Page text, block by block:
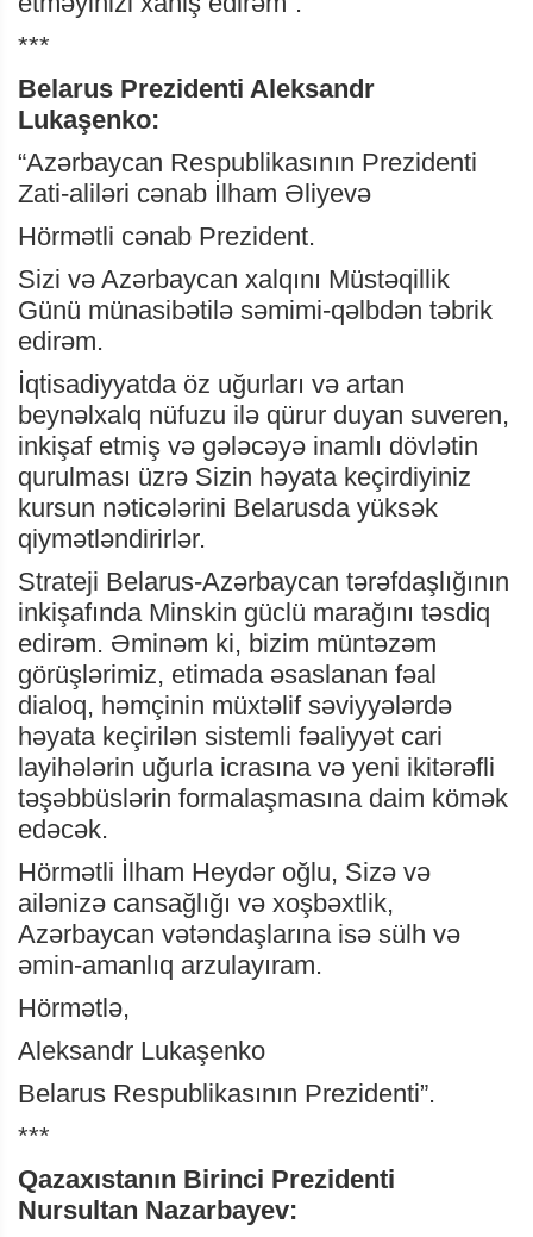
***
Belarus Prezidenti Aleksandr
Lukaşenko:
“Azərbaycan Respublikasının Prezidenti
Zati-aliləri cənab İlham Əliyevə
Hörmətli cənab Prezident.
Sizi və Azərbaycan xalqını Müstəqillik
Günü münasibətilə səmimi-qəlbdən təbrik
edirəm.
İqtisadiyyatda öz uğurları və artan
beynəlxalq nüfuzu ilə qürur duyan suveren,
inkişaf etmiş və gələcəyə inamlı dövlətin
qurulması üzrə Sizin həyata keçirdiyiniz
kursun nəticələrini Belarusda yüksək
qiymətləndirirlər.
Strateji Belarus-Azərbaycan tərəfdaşlığının
inkişafında Minskin güclü marağını təsdiq
edirəm. Əminəm ki, bizim müntəzəm
görüşlərimiz, etimada əsaslanan fəal
dialoq, həmçinin müxtəlif səviyyələrdə
həyata keçirilən sistemli fəaliyyət cari
layihələrin uğurla icrasına və yeni ikitərəfli
təşəbbüslərin formalaşmasına daim kömək
edəcək.
Hörmətli İlham Heydər oğlu, Sizə və
ailənizə cansağlığı və xoşbəxtlik,
Azərbaycan vətəndaşlarına isə sülh və
əmin-amanlıq arzulayıram.
Hörmətlə,
Aleksandr Lukaşenko
Belarus Respublikasının Prezidenti”.
***
Qazaxıstanın Birinci Prezidenti
Nursultan Nazarbayev: